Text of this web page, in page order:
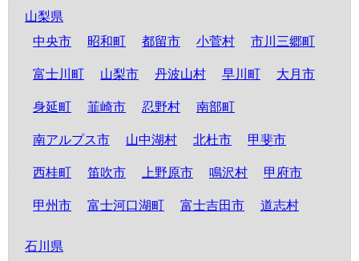
山梨県
中央市
昭和町 都留市 小菅村 市川三郷町
富士川町 山梨市 丹波山村 早川町 大月市
身延町 韮崎市 忍野村 南部町
南アルプス市 山中湖村 北杜市 甲斐市
西桂町 笛吹市 上野原市 鳴沢村 甲府市
甲州市 富士河口湖町 富士吉田市 道志村
石川県